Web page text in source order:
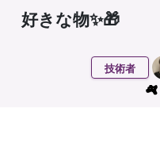
好きな物✨🎁
技術者